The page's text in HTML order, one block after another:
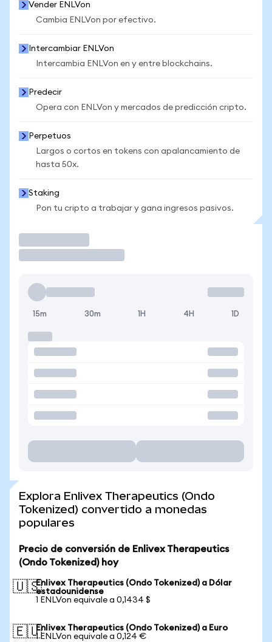
Vender ENLVon
Cambia ENLVon por efectivo.
Intercambiar ENLVon
Intercambia ENLVon en y entre blockchains.
Predecir
Opera con ENLVon y mercados de predicción cripto.
Perpetuos
Largos o cortos en tokens con apalancamiento de
hasta 50x.
Staking
Pon tu cripto a trabajar y gana ingresos pasivos.
15m 30m 1H 4H 1D
Explora Enlivex Therapeutics (Ondo
Tokenized) convertido a monedas
populares
Precio de conversión de Enlivex Therapeutics
(Ondo Tokenized) hoy
🇺🇸Enlivex Therapeutics (Ondo Tokenized) a Dólar
estadounidense
1 ENLVon equivale a 0,1434 $
🇪🇺Enlivex Therapeutics (Ondo Tokenized) a Euro
1 ENLVon equivale a 0,124 €